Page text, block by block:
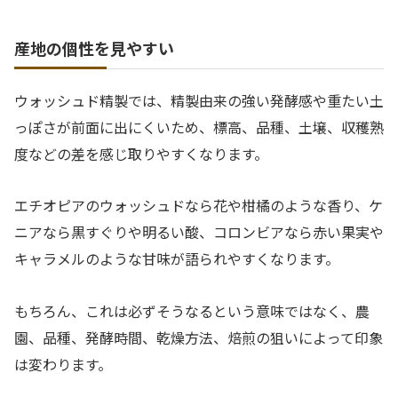
産地の個性を見やすい
ウォッシュド精製では、精製由来の強い発酵感や重たい土
っぽさが前面に出にくいため、標高、品種、土壌、収穫熟
度などの差を感じ取りやすくなります。
エチオピアのウォッシュドなら花や柑橘のような香り、ケ
ニアなら黒すぐりや明るい酸、コロンビアなら赤い果実や
キャラメルのような甘味が語られやすくなります。
もちろん、これは必ずそうなるという意味ではなく、農
園、品種、発酵時間、乾燥方法、焙煎の狙いによって印象
は変わります。